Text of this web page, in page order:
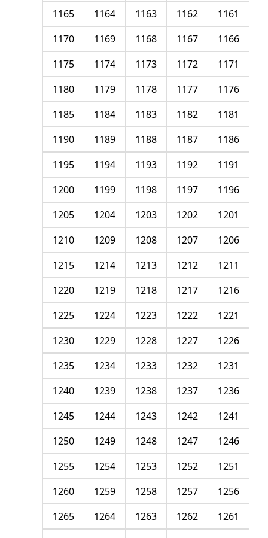
1161
1162
1163
1164
1165
1166
1167
1168
1169
1170
1171
1172
1173
1174
1175
1176
1177
1178
1179
1180
1181
1182
1183
1184
1185
1186
1187
1188
1189
1190
1191
1192
1193
1194
1195
1196
1197
1198
1199
1200
1201
1202
1203
1204
1205
1206
1207
1208
1209
1210
1211
1212
1213
1214
1215
1216
1217
1218
1219
1220
1221
1222
1223
1224
1225
1226
1227
1228
1229
1230
1231
1232
1233
1234
1235
1236
1237
1238
1239
1240
1241
1242
1243
1244
1245
1246
1247
1248
1249
1250
1251
1252
1253
1254
1255
1256
1257
1258
1259
1260
1261
1262
1263
1264
1265